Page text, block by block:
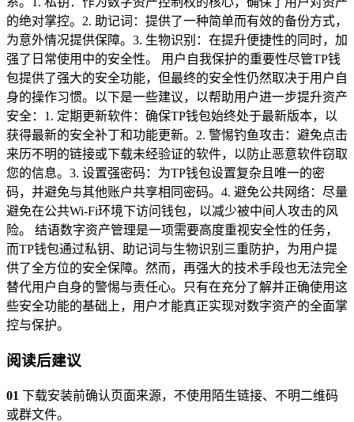
的绝对掌控。2. 助记词：提供了一种简单而有效的备份方式，
为意外情况提供保障。3. 生物识别：在提升便捷性的同时，加
强了日常使用中的安全性。 用户自我保护的重要性尽管TP钱
包提供了强大的安全功能，但最终的安全性仍然取决于用户自
身的操作习惯。以下是一些建议，以帮助用户进一步提升资产
安全：1. 定期更新软件：确保TP钱包始终处于最新版本，以
获得最新的安全补丁和功能更新。2. 警惕钓鱼攻击：避免点击
来历不明的链接或下载未经验证的软件，以防止恶意软件窃取
您的信息。3. 设置强密码：为TP钱包设置复杂且唯一的密
码，并避免与其他账户共享相同密码。4. 避免公共网络：尽量
避免在公共Wi-Fi环境下访问钱包，以减少被中间人攻击的风
险。 结语数字资产管理是一项需要高度重视安全性的任务，
而TP钱包通过私钥、助记词与生物识别三重防护，为用户提
供了全方位的安全保障。然而，再强大的技术手段也无法完全
替代用户自身的警惕与责任心。只有在充分了解并正确使用这
些安全功能的基础上，用户才能真正实现对数字资产的全面掌
控与保护。
阅读后建议
01 下载安装前确认页面来源，不使用陌生链接、不明二维码
或群文件。